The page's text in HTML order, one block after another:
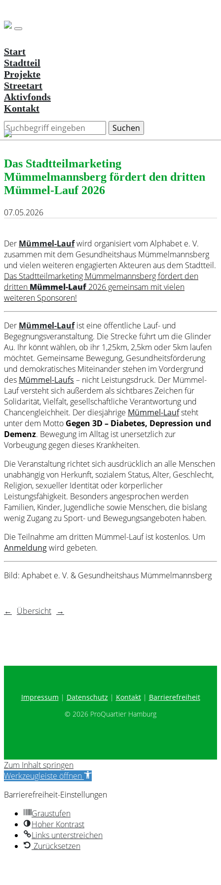
Start
Stadtteil
Projekte
Streetart
Aktivfonds
Kontakt
Das Stadtteilmarketing
Mümmelmannsberg fördert den dritten
Mümmel-Lauf 2026
07.05.2026
Der Mümmel-Laufwird organisiert vom Alphabet e. V.
zusammen mit dem Gesundheitshaus Mümmelmannsberg
und vielen weiteren engagierten Akteuren aus dem Stadtteil.
Das Stadtteilmarketing Mümmelmannsberg fördert den
dritten Mümmel-Lauf 2026 gemeinsam mit vielen
weiteren Sponsoren!
Der Mümmel-Laufist eine öffentliche Lauf- und
Begegnungsveranstaltung. Die Strecke führt um die Glinder
Au. Ihr könnt wählen, ob ihr 1,25km, 2,5km oder 5km laufen
möchtet. Gemeinsame Bewegung, Gesundheitsförderung
und demokratisches Miteinander stehen im Vordergrund
des Mümmel-Laufs – nicht Leistungsdruck. Der Mümmel-
Lauf versteht sich außerdem als sichtbares Zeichen für
Solidarität, Vielfalt, gesellschaftliche Verantwortung und
Chancengleichheit. Der diesjährige Mümmel-Laufsteht
unter dem Motto Gegen 3D – Diabetes, Depression und
Demenz. Bewegung im Alltag ist unersetzlich zur
Vorbeugung gegen dieses Krankheiten.
Die Veranstaltung richtet sich ausdrücklich an alle Menschen
unabhängig von Herkunft, sozialem Status, Alter, Geschlecht,
Religion, sexueller Identität oder körperlicher
Leistungsfähigkeit. Besonders angesprochen werden
Familien, Kinder, Jugendliche sowie Menschen, die bislang
wenig Zugang zu Sport- und Bewegungsangeboten haben.
Die Teilnahme am dritten Mümmel-Lauf ist kostenlos. Um
Anmeldungwird gebeten.
Bild: Aphabet e. V. & Gesundheitshaus Mümmelmannsberg
← Übersicht →
Impressum Datenschutz Kontakt
Barrierefreiheit
© 2026 ProQuartier Hamburg
Zum Inhalt springen
Werkzeugleiste öffnen
Barrierefreiheit-Einstellungen
Graustufen
Hoher Kontrast
Links unterstreichen
Zurücksetzen